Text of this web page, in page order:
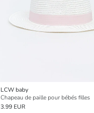
LCW baby
Chapeau de paille pour bébés filles
3.99 EUR